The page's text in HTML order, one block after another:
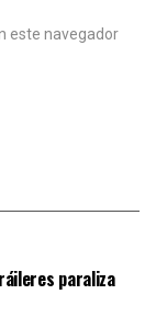
este navegador
paraliza